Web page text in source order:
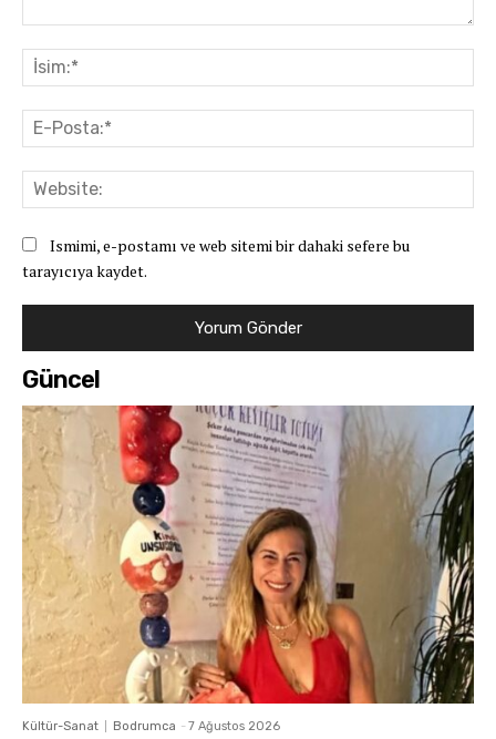
Ismimi, e-postamı ve web sitemi bir dahaki sefere bu
tarayıcıya kaydet.
Güncel
Kültür-Sanat Bodrumca - 7 Ağustos 2026